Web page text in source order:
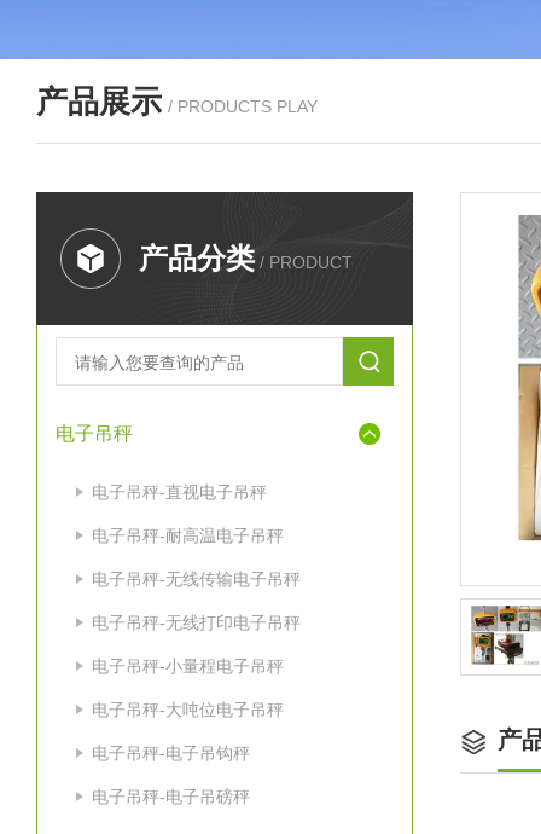
产品展示 / PRODUCTS PLAY
产品分类 / PRODUCT
电子吊秤
电子吊秤-直视电子吊秤
电子吊秤-耐高温电子吊秤
电子吊秤-无线传输电子吊秤
电子吊秤-无线打印电子吊秤
电子吊秤-小量程电子吊秤
电子吊秤-大吨位电子吊秤
电子吊秤-电子吊钩秤
电子吊秤-电子吊磅秤
产